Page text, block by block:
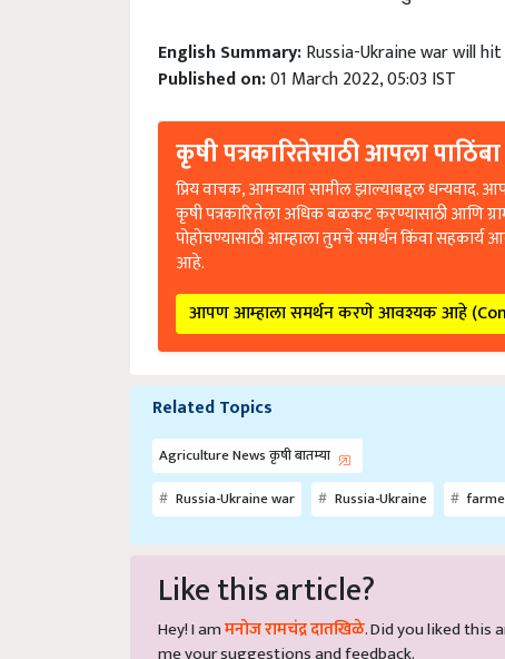
English Summary: Russia-Ukraine war will
Published on:01 March 2022, 05:03 IST
कृषी पत्रकारितेसाठी आपला पाठिंबा
प्रिय वाचक, आमच्यात सामील झाल्याबद्दल धन्यवाद.
कृषी पत्रकारितेला अधिक बळकट करण्यासाठी आणि
पोहोचण्यासाठी आम्हाला तुमचे समर्थन किंवा
आहे.
आपण आम्हाला समर्थन करणे आवश्यक आहे
Related Topics
Agriculture News कृषी बातम्या
Russia-Ukraine war
Russia-Ukraine
Like this article?
Hey! I am मनोज रामचंद्र दातखिळे . Did you liked
me your suggestions and feedback.